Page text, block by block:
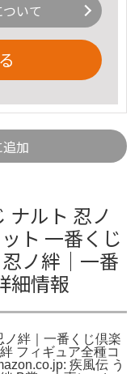
いて
加
ナルト 忍ノ
ト 一番くじ
ノ絆｜一番
細情報
絆｜一番くじ倶楽
フィギュア全種コ
疾風伝 う